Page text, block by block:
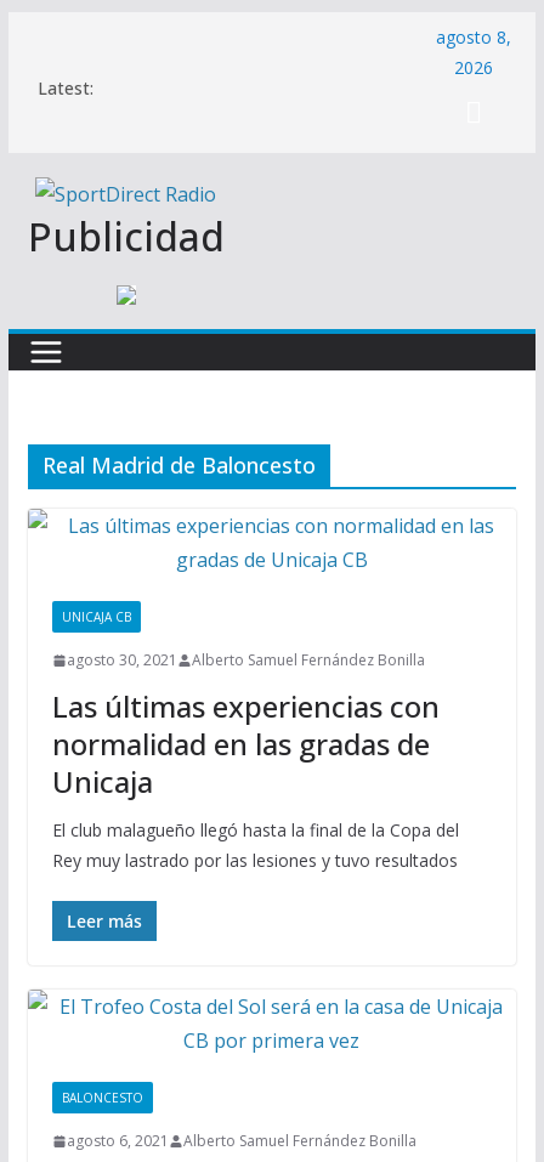
contenido
Latest:
agosto 8,
2026
Publicidad
Real Madrid de Baloncesto
UNICAJA CB
agosto 30, 2021 Alberto Samuel Fernández Bonilla
Las últimas experiencias con
normalidad en las gradas de
Unicaja
El club malagueño llegó hasta la final de la Copa del
Rey muy lastrado por las lesiones y tuvo resultados
Leer más
BALONCESTO
agosto 6, 2021 Alberto Samuel Fernández Bonilla